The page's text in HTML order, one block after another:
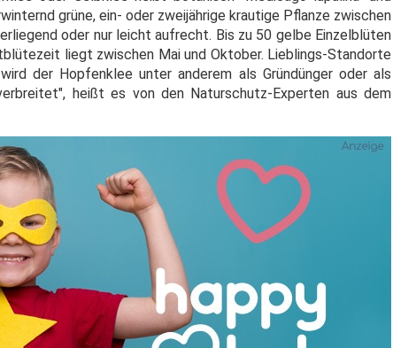
grüne, ein- oder zweijährige krautige Pflanze zwischen
oder nur leicht aufrecht. Bis zu 50 gelbe Einzelblüten
liegt zwischen Mai und Oktober. Lieblings-Standorte
der Hopfenklee unter anderem als Gründünger oder als
heißt es von den Naturschutz-Experten aus dem